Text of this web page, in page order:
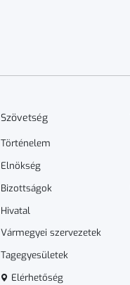
Szövetség
Történelem
Elnökség
Bizottságok
Hivatal
Vármegyei szervezetek
Tagegyesületek
Elérhetőség